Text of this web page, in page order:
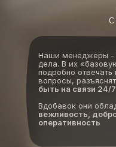
С
Наши менеджеры -
дела. В их
подробно
вопросы,
быть на связи 24/7
Вдобавок они
вежливость,
оперативность